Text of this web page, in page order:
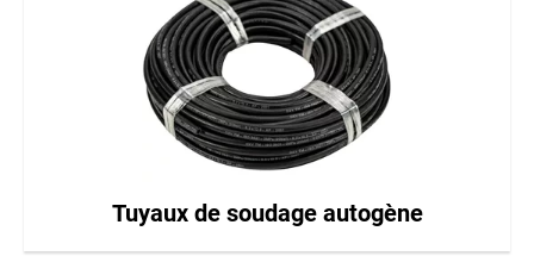
Tuyaux de soudage autogène